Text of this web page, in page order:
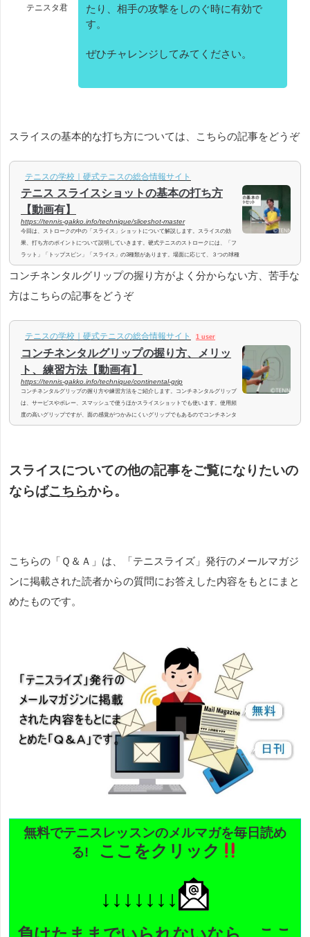
テニスタ君
たり、相手の攻撃をしのぐ時に有効で
す。
ぜひチャレンジしてみてください。
スライスの基本的な打ち方については、こちらの記事をどうぞ
テニスの学校｜硬式テニスの総合情報サイト
テニス スライスショットの基本の打ち方
【動画有】
https://tennis-gakko.info/technique/sliceshot-master
今回は、ストロークの中の「スライス」ショットについて解説します。スライスの効
果、打ち方のポイントについて説明していきます。硬式テニスのストロークには、「フ
ラット」「トップスピン」「スライス」の3種類があります。場面に応じて、３つの球種
を打ち分けることができるとショットの質を変えることができるので戦術的に戦いやす
くなります。一般プレイヤーの多くの方がパワフルで攻撃的な「トップスピン」を多く
使ってプレーをしようとしていますが、「スライス」ショットは実はかなり使う場面が
多くあり、有効な使い方のできる...
コンチネンタルグリップの握り方がよく分からない方、苦手な
方はこちらの記事をどうぞ
テニスの学校｜硬式テニスの総合情報サイト 1 user
コンチネンタルグリップの握り方、メリッ
ト、練習方法【動画有】
https://tennis-gakko.info/technique/continental-grip
コンチネンタルグリップの握り方や練習方法をご紹介します。コンチネンタルグリップ
は、サービスやボレー、スマッシュで使うほかスライスショットでも使います。使用頻
度の高いグリップですが、面の感覚がつかみにくいグリップでもあるのでコンチネンタ
ルグリップの薄い握り方ができずに、サービスやボレーの時にテニススクールのコーチ
スライスについての他の記事をご覧になりたいの
ならばこちらから。
こちらの「Ｑ＆Ａ」は、「テニスライズ」発行のメールマガジ
ンに掲載された読者からの質問にお答えした内容をもとにまと
めたものです。
無料でテニスレッスンのメルマガを毎日読め
る! ここをクリック
↓↓↓↓↓↓↓